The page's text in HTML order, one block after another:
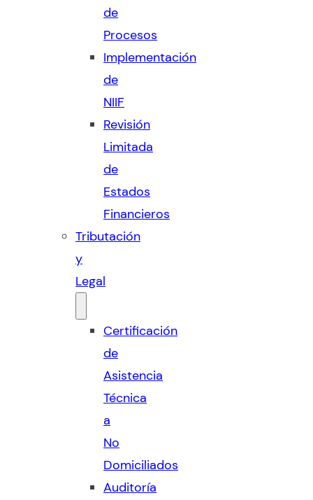
de
Procesos
Implementación
de
NIIF
Revisión
Limitada
de
Estados
Financieros
Tributación
y
Legal
Certificación
de
Asistencia
Técnica
a
No
Domiciliados
Auditoría